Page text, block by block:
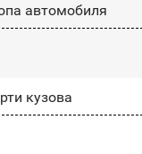
автомобиля
кузова